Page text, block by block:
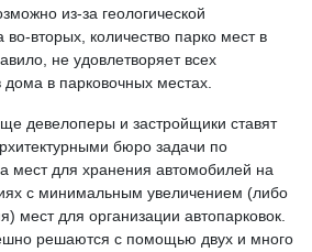
из-за геологической
во-вторых, количество парко мест в
не удовлетворяет всех
в парковочных местах.
девелоперы и застройщики ставят
бюро задачи по
мест для хранения автомобилей на
с минимальным увеличением (либо
мест для организации автопарковок.
решаются с помощью двух и много